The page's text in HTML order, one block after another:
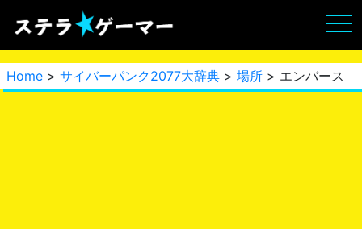
Home > サイバーパンク2077大辞典 > 場所 > エンバース